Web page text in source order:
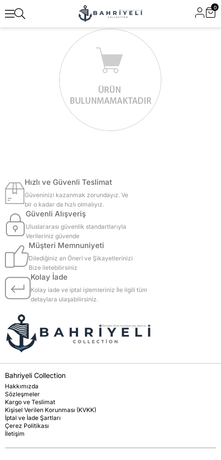
0
Hızlı ve Güvenli Teslimat
Güveninizi kazanmak zorundayız. Ve
bir o kadar da hızlı olmalıyız.
Güvenli Alışveriş
Uluslararası güvenlik standartlarıyla
Verileriniz güvende
Müşteri Memnuniyeti
Dilediğiniz an Öneri ve Şikayetlerinizi
Bize iletebilirsiniz
Kolay İade
Kolay iade ve iptal işlemleriniz İle ilgili tüm
detaylara ulaşabilirsiniz.
Bahriyeli Collection
Hakkımızda
Sözleşmeler
Kargo ve Teslimat
Kişisel Verilen Korunması (KVKK)
İptal ve İade Şartları
Çerez Politikası
İletişim